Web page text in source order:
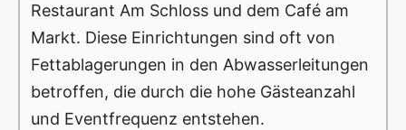
Restaurant Am Schloss und dem Café am
Markt. Diese Einrichtungen sind oft von
Fettablagerungen in den Abwasserleitungen
betroffen, die durch die hohe Gästeanzahl
und Eventfrequenz entstehen.